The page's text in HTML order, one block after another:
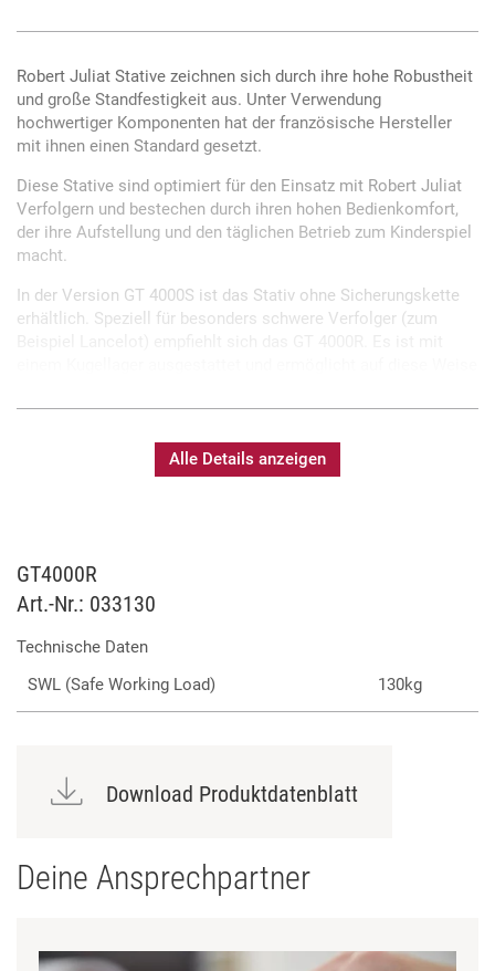
Robert Juliat Stative zeichnen sich durch ihre hohe Robustheit
und große Standfestigkeit aus. Unter Verwendung
hochwertiger Komponenten hat der französische Hersteller
mit ihnen einen Standard gesetzt.
Diese Stative sind optimiert für den Einsatz mit Robert Juliat
Verfolgern und bestechen durch ihren hohen Bedienkomfort,
der ihre Aufstellung und den täglichen Betrieb zum Kinderspiel
macht.
In der Version GT 4000S ist das Stativ ohne Sicherungskette
erhältlich. Speziell für besonders schwere Verfolger (zum
Optimiert für Robert Juliat Verfolger
Alle Details anzeigen
GT4000R
Art.-Nr.: 033130
Technische Daten
SWL (Safe Working Load)
130kg
Download Produktdatenblatt
Deine Ansprechpartner